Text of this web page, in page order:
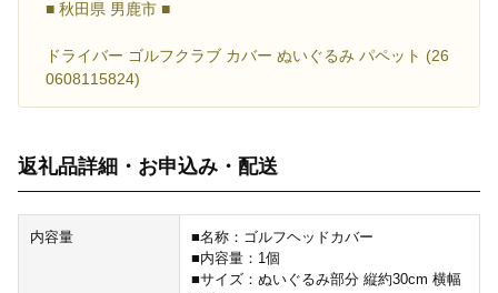
■ 秋田県 男鹿市 ■
ドライバー ゴルフクラブ カバー ぬいぐるみ パペット (26
0608115824)
返礼品詳細・お申込み・配送
内容量
■名称：ゴルフヘッドカバー
■内容量：1個
■サイズ：ぬいぐるみ部分 縦約30cm 横幅